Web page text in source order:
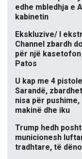
edhe mbledhja e
kabinetin
Ekskluzive/ I
Channel zbardh
për një
Patos
U kap me 4
Sarandë,
nisa për
makinë dhe iku
Trump hedh
municionesh
tradhtare, të